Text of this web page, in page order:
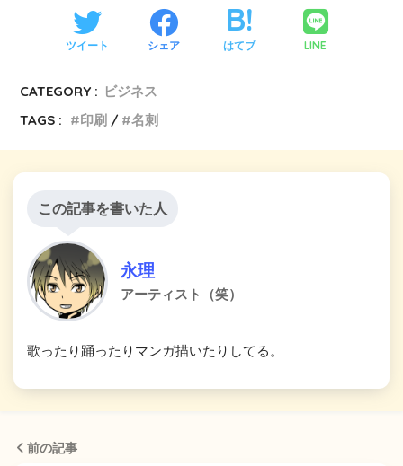
ツイート シェア はてブ LINE
CATEGORY : ビジネス
TAGS :
印刷 名刺
この記事を書いた人
永理
アーティスト（笑）
歌ったり踊ったりマンガ描いたりしてる。
前の記事